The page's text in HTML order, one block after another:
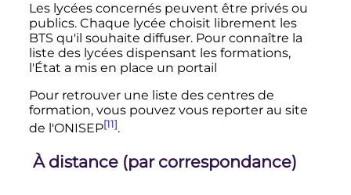
Les lycées concernés peuvent être privés ou
publics. Chaque lycée choisit librement les
BTS qu'il souhaite diffuser. Pour connaître la
liste des lycées dispensant les formations,
l'État a mis en place un portail
Pour retrouver une liste des centres de
formation, vous pouvez vous reporter au site
de l'ONISEP[11].
À distance (par correspondance)